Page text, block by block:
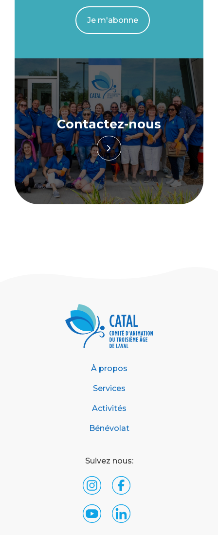
Je m'abonne
Contactez-nous
À propos
Services
Activités
Bénévolat
Suivez nous: